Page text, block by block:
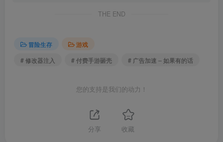
THE END
冒险生存
游戏
# 修改器注入
# 付费手游砸壳 # 广告加速 – 如果有的话
您的支持是我们的动力！
分享 收藏